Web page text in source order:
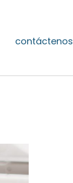
contáctenos